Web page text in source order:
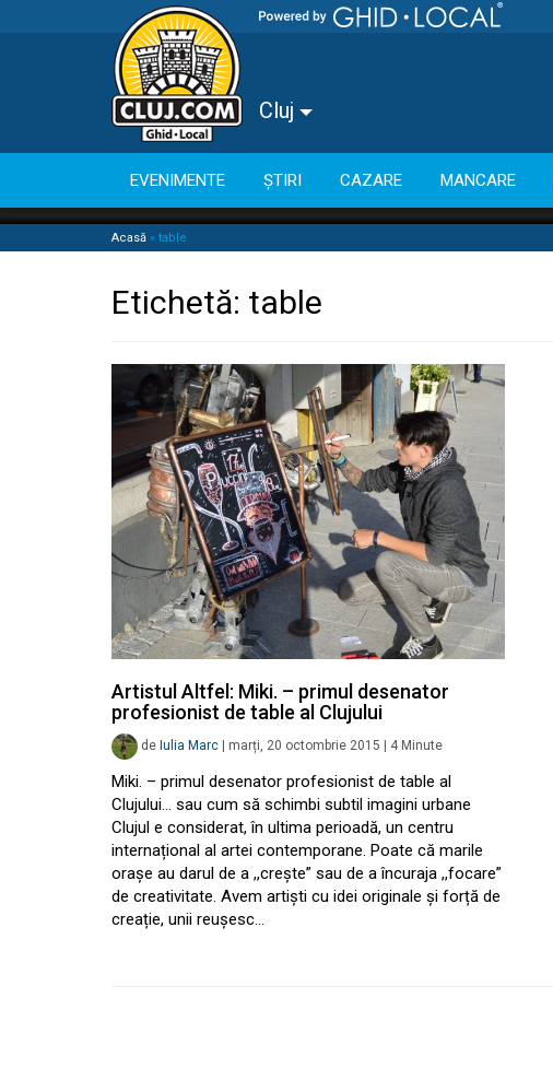
Cluj
EVENIMENTE ȘTIRI CAZARE MANCARE
Acasă » table
Etichetă: table
Artistul Altfel: Miki. – primul desenator
profesionist de table al Clujului
de Iulia Marc marți, 20 octombrie 2015 4 Minute
Miki. – primul desenator profesionist de table al
Clujului… sau cum să schimbi subtil imagini urbane
Clujul e considerat, în ultima perioadă, un centru
internațional al artei contemporane. Poate că marile
orașe au darul de a ,,crește” sau de a încuraja ,,focare”
de creativitate. Avem artiști cu idei originale și forță de
creație, unii reușesc…